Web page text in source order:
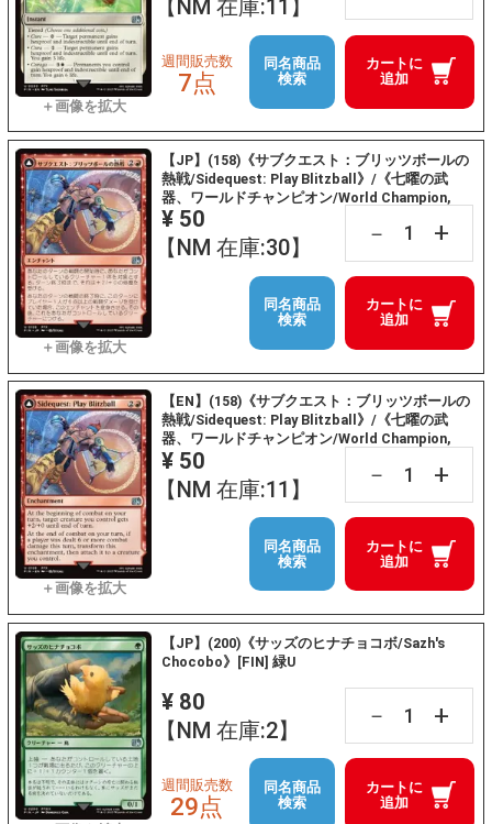
【NM 在庫:11】
カートに
追加
週間販売数
7点
同名商品
検索
【JP】(158)《サブクエスト：ブリッツボールの
熱戦/Sidequest: Play Blitzball》/《七曜の武
器、ワールドチャンピオン/World Champion,
Celestial Weapon》[FIN] 赤U
¥ 50
【NM 在庫:30】
－ +
カートに
追加
同名商品
検索
【EN】(158)《サブクエスト：ブリッツボールの
熱戦/Sidequest: Play Blitzball》/《七曜の武
器、ワールドチャンピオン/World Champion,
Celestial Weapon》[FIN] 赤U
¥ 50
【NM 在庫:11】
－ +
カートに
追加
同名商品
検索
【JP】(200)《サッズのヒナチョコボ/Sazh's
Chocobo》[FIN] 緑U
¥ 80
【NM 在庫:2】
－ +
カートに
追加
週間販売数
29点
同名商品
検索